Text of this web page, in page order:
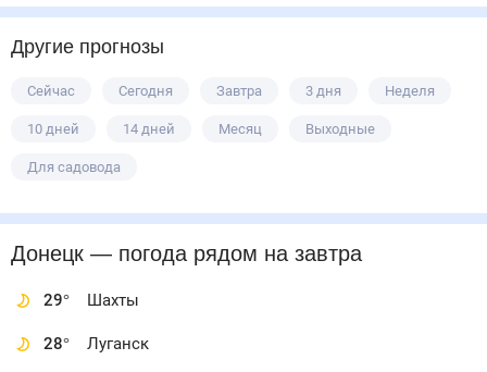
Другие прогнозы
Сейчас Сегодня Завтра 3 дня Неделя
10 дней 14 дней Месяц Выходные
Для садовода
Донецк — погода рядом на завтра
29° Шахты
28° Луганск